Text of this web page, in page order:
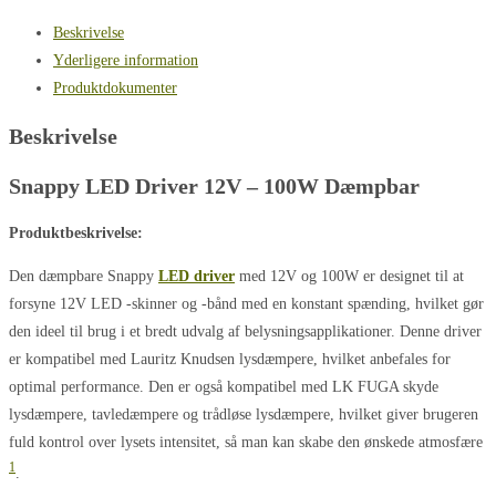
Beskrivelse
Yderligere information
Produktdokumenter
Beskrivelse
Snappy LED Driver 12V – 100W Dæmpbar
Produktbeskrivelse:
Den dæmpbare Snappy LED driver med 12V og 100W er designet til at
forsyne 12V LED -skinner og -bånd med en konstant spænding, hvilket gør
den ideel til brug i et bredt udvalg af belysningsapplikationer. Denne driver
er kompatibel med Lauritz Knudsen lysdæmpere, hvilket anbefales for
optimal performance​​. Den er også kompatibel med LK FUGA skyde
lysdæmpere, tavledæmpere og trådløse lysdæmpere, hvilket giver brugeren
fuld kontrol over lysets intensitet, så man kan skabe den ønskede atmosfære​
1